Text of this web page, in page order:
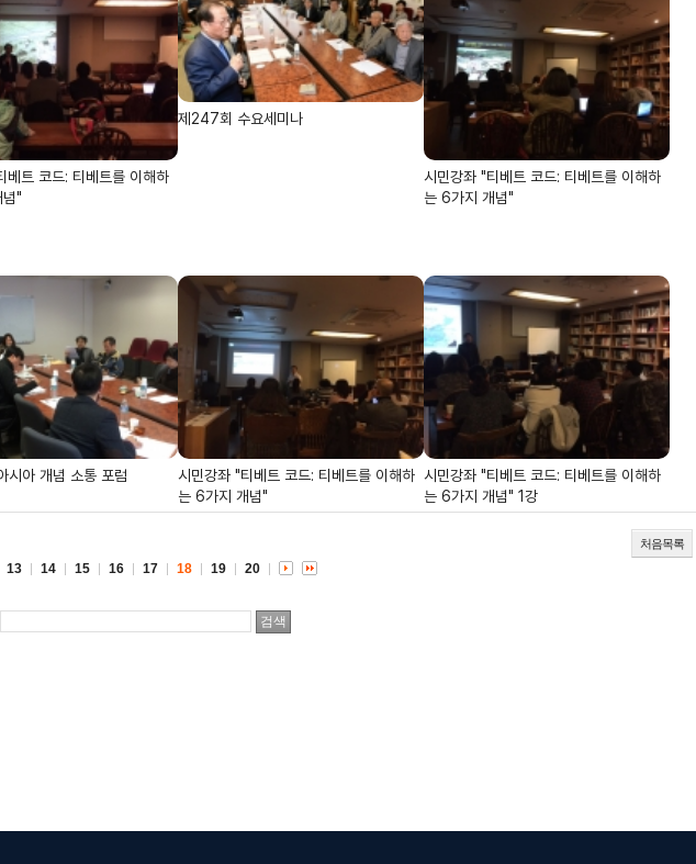
베트 코드: 티베트를 이해하
"
제247회 수요세미나
시민강좌 "티베트 코드: 티베트를 이해하
는 6가지 개념"
시아 개념 소통 포럼
시민강좌 "티베트 코드: 티베트를 이해하
는 6가지 개념"
시민강좌 "티베트 코드: 티베트를 이해하
는 6가지 개념" 1강
처음목록
13 14 15 16 17 18 19 20